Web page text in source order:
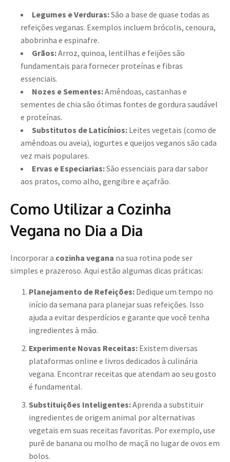
Legumes e Verduras:São a base de quase todas as
refeições veganas. Exemplos incluem brócolis, cenoura,
abobrinha e espinafre.
Grãos:Arroz, quinoa, lentilhas e feijões são
fundamentais para fornecer proteínas e fibras
essenciais.
Nozes e Sementes:Amêndoas, castanhas e
sementes de chia são ótimas fontes de gordura saudável
e proteínas.
Substitutos de Laticínios: Leites vegetais (como de
amêndoas ou aveia), iogurtes e queijos veganos são cada
vez mais populares.
Ervas e Especiarias:São essenciais para dar sabor
aos pratos, como alho, gengibre e açafrão.
Como Utilizar a Cozinha
Vegana no Dia a Dia
Incorporar a cozinha vegana na sua rotina pode ser
simples e prazeroso. Aqui estão algumas dicas práticas:
Planejamento de Refeições: Dedique um tempo no
início da semana para planejar suas refeições. Isso
ajuda a evitar desperdícios e garante que você tenha
ingredientes à mão.
Experimente Novas Receitas: Existem diversas
plataformas online e livros dedicados à culinária
vegana. Encontrar receitas que atendam ao seu gosto
é fundamental.
Substituições Inteligentes:Aprenda a substituir
ingredientes de origem animal por alternativas
vegetais em suas receitas favoritas. Por exemplo, use
purê de banana ou molho de maçã no lugar de ovos em
bolos.